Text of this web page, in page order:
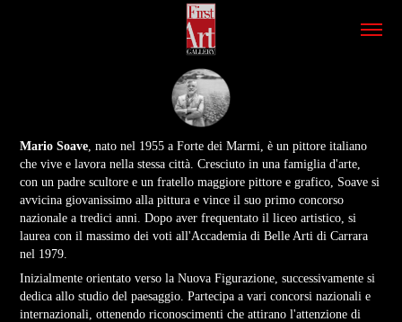
Mario Soave , nato nel 1955 a Forte dei Marmi, è un pittore italiano
che vive e lavora nella stessa città. Cresciuto in una famiglia d'arte,
con un padre scultore e un fratello maggiore pittore e grafico, Soave si
avvicina giovanissimo alla pittura e vince il suo primo concorso
nazionale a tredici anni. Dopo aver frequentato il liceo artistico, si
laurea con il massimo dei voti all'Accademia di Belle Arti di Carrara
nel 1979.
Inizialmente orientato verso la Nuova Figurazione, successivamente si
dedica allo studio del paesaggio. Partecipa a vari concorsi nazionali e
internazionali, ottenendo riconoscimenti che attirano l'attenzione di